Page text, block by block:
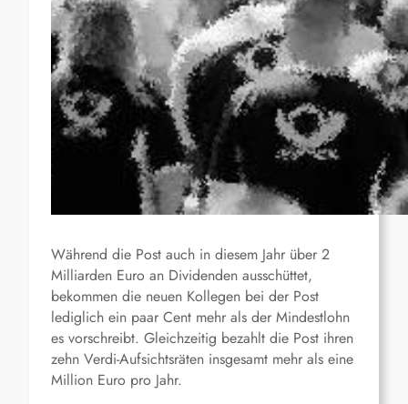
Während die Post auch in diesem Jahr über 2
Milliarden Euro an Dividenden ausschüttet,
bekommen die neuen Kollegen bei der Post
lediglich ein paar Cent mehr als der Mindestlohn
es vorschreibt. Gleichzeitig bezahlt die Post ihren
zehn Verdi-Aufsichtsräten insgesamt mehr als eine
Million Euro pro Jahr.